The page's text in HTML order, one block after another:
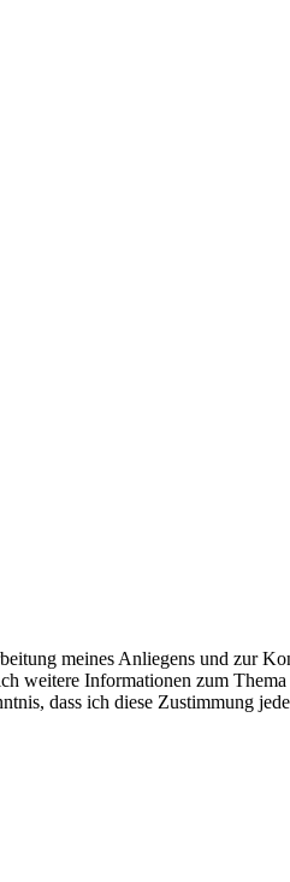
meines Anliegens und zur
weitere Informationen zum
dass ich diese Zustimmung